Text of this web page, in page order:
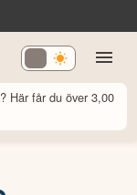
Här får du över 3,00